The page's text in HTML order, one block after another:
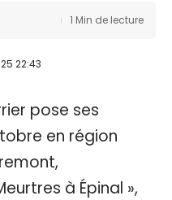
22:43
1 Min de lecture
pose ses
en région
à Épinal »,